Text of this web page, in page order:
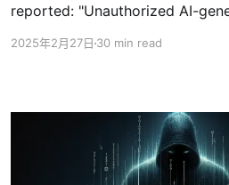
reported: "Unauthorized AI-
Department of Housing and
Donald Trump bowing to kiss
accompanied by the bold
2025年2月27日 30 min read